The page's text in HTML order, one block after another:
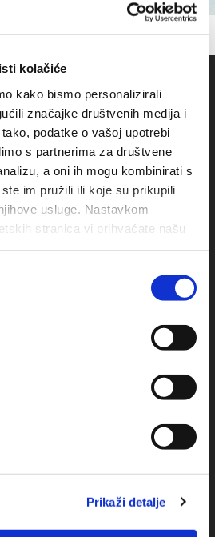
kolačiće
kako bismo personalizirali
značajke društvenih medija i
podatke o vašoj upotrebi
s partnerima za društvene
a oni ih mogu kombinirati s
im pružili ili koje su prikupili
usluge. Nastavkom
stranica vi prihvaćate našu
Prikaži detalje
Baška Voda